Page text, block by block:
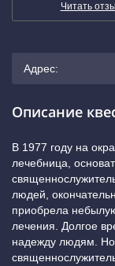
Читать
Адрес:
+7 (800) 222-
Описание
В 1977 году на
лечебница,
людей,
приобрела
лечения. Долгое
надежду людям. Но